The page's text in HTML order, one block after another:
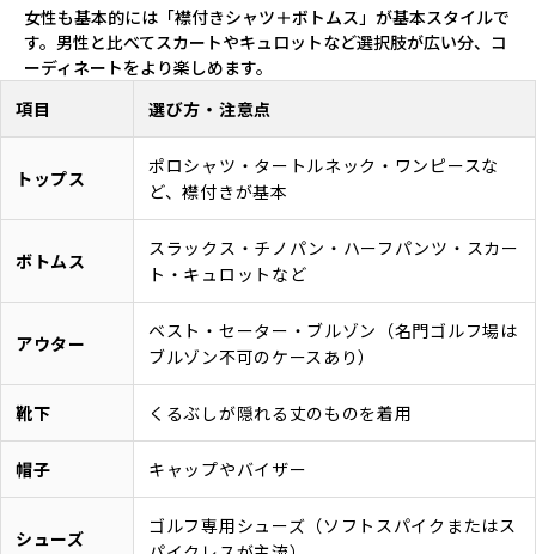
女性も基本的には「襟付きシャツ＋ボトムス」が基本スタイルで
す。男性と比べてスカートやキュロットなど選択肢が広い分、コ
ーディネートをより楽しめます。
項目
選び方・注意点
トップス
ポロシャツ・タートルネック・ワンピースな
ど、襟付きが基本
ボトムス
スラックス・チノパン・ハーフパンツ・スカー
ト・キュロットなど
アウター
ベスト・セーター・ブルゾン（名門ゴルフ場は
ブルゾン不可のケースあり）
靴下 くるぶしが隠れる丈のものを着用
帽子 キャップやバイザー
シューズ
ゴルフ専用シューズ（ソフトスパイクまたはス